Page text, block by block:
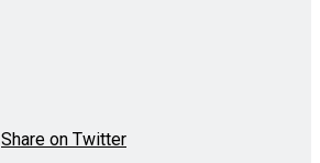
Share on Twitter